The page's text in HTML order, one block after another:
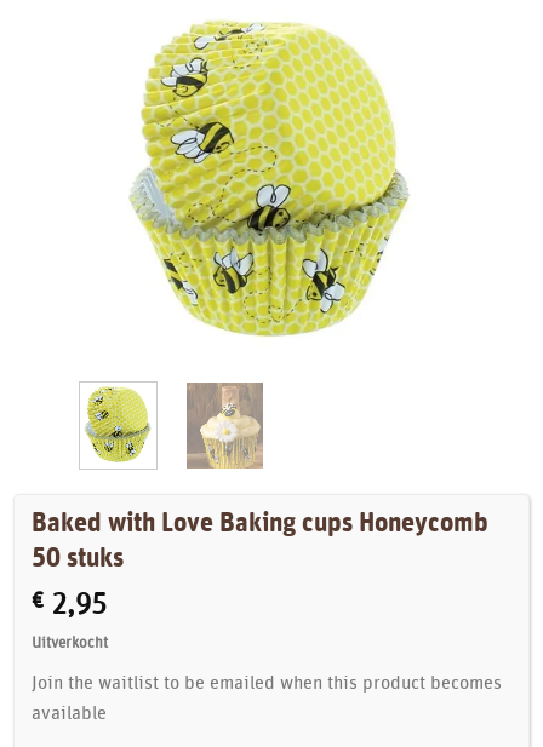
Baked with Love Baking cups Honeycomb
50 stuks
€ 2,95
Uitverkocht
Join the waitlist to be emailed when this product becomes
available